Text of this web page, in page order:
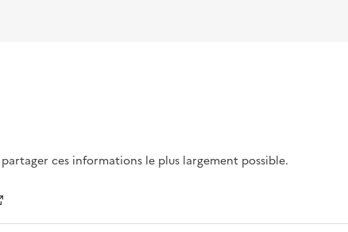
ces informations le plus largement possible.